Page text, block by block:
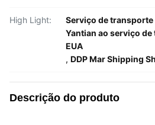
High Light: Serviço de transporte
Yantian ao serviço
EUA
, DDP Mar Shipping
Descrição do produto